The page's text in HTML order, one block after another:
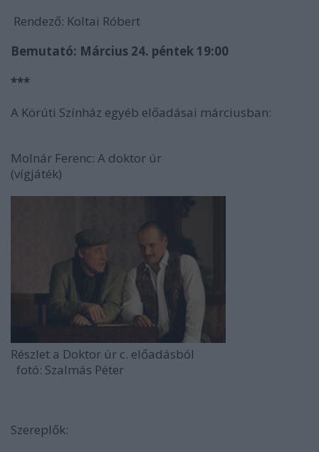
Rendező: Koltai Róbert
Bemutató: Március 24. péntek 19:00
***
A Körúti Színház egyéb előadásai márciusban:
Molnár Ferenc: A doktor úr
(vígjáték)
Részlet a Doktor úr c. előadásból
fotó: Szalmás Péter
Szereplők: